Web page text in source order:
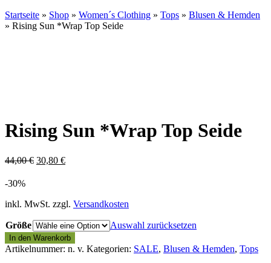
Startseite » Shop » Women´s Clothing » Tops » Blusen & Hemden
» Rising Sun *Wrap Top Seide
Rising Sun *Wrap Top Seide
44,00€ 30,80 €
-30%
inkl. MwSt. zzgl. Versandkosten
Größe Auswahl zurücksetzen
In den Warenkorb
Artikelnummer: n. v. Kategorien: SALE, Blusen & Hemden, Tops